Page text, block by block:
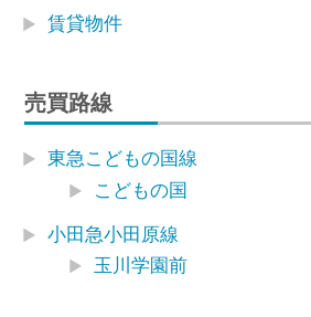
賃貸物件
売買路線
東急こどもの国線
こどもの国
小田急小田原線
玉川学園前